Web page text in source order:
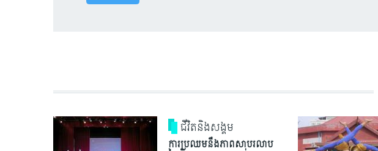
ជីវិតនិងសង្គម
ការប្រឈមនឹងភាពសាបរលាប